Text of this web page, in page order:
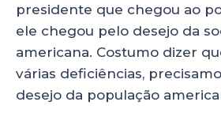
presidente que chegou ao
ele chegou pelo desejo da
americana. Costumo dizer
várias deficiências,
desejo da população